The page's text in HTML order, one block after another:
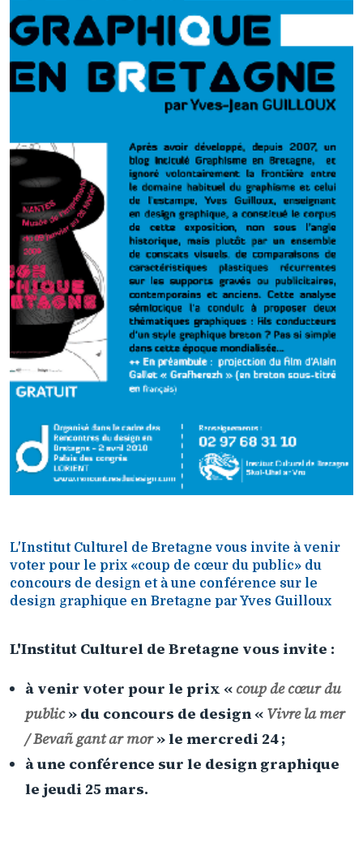
L'Institut Culturel de Bretagne vous invite à venir
voter pour le prix «coup de cœur du public» du
concours de design et à une conférence sur le
design graphique en Bretagne par Yves Guilloux
L'Institut Culturel de Bretagne vous invite :
à venir voter pour le prix « coup de cœur du
public» du concours de design « Vivre la mer
/ Bevañ gant ar mor» le mercredi 24 ;
à une conférence sur le design graphique
le jeudi 25 mars.